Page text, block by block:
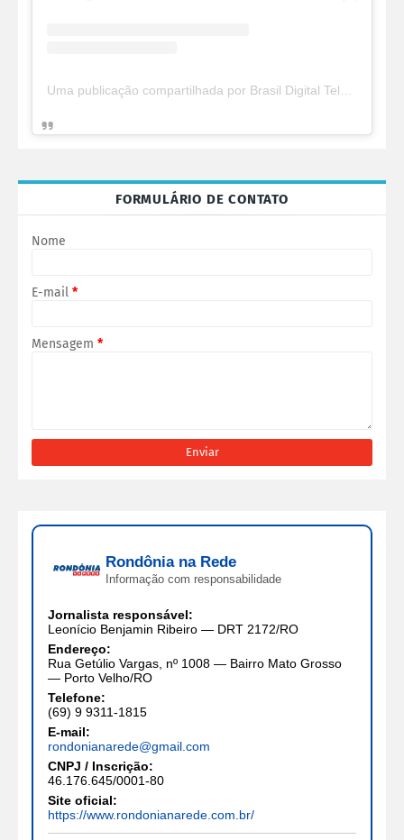
FORMULÁRIO DE CONTATO
Nome
E-mail *
Mensagem *
Rondônia na Rede
Informação com responsabilidade
Jornalista responsável:
Leonício Benjamin Ribeiro — DRT 2172/RO
Endereço:
Rua Getúlio Vargas, nº 1008 — Bairro Mato Grosso
— Porto Velho/RO
Telefone:
(69) 9 9311-1815
E-mail:
rondonianarede@gmail.com
CNPJ / Inscrição:
46.176.645/0001-80
Site oficial:
https://www.rondonianarede.com.br/